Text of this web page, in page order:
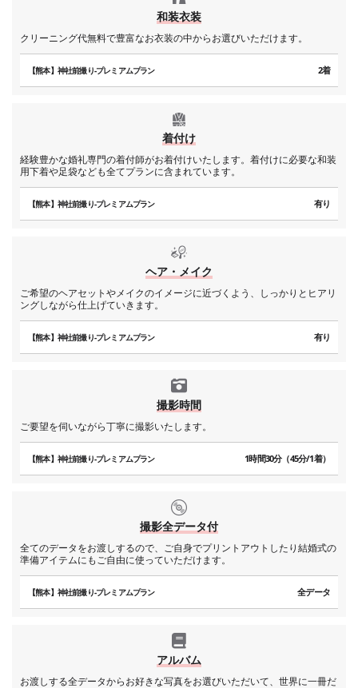
和装衣装
クリーニング代無料で豊富なお衣装の中からお選びいただけます。
【熊本】神社前撮り-プレミアムプラン 2着
着付け
経験豊かな婚礼専門の着付師がお着付けいたします。着付けに必要な和装
用下着や足袋なども全てプランに含まれています。
【熊本】神社前撮り-プレミアムプラン 有り
ヘア・メイク
ご希望のヘアセットやメイクのイメージに近づくよう、しっかりとヒアリ
ングしながら仕上げていきます。
【熊本】神社前撮り-プレミアムプラン 有り
撮影時間
ご要望を伺いながら丁寧に撮影いたします。
【熊本】神社前撮り-プレミアムプラン 1時間30分（45分/1着）
撮影全データ付
全てのデータをお渡しするので、ご自身でプリントアウトしたり結婚式の
準備アイテムにもご自由に使っていただけます。
【熊本】神社前撮り-プレミアムプラン 全データ
アルバム
お渡しする全データからお好きな写真をお選びいただいて、世界に一冊だ